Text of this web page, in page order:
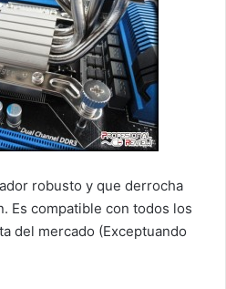
robusto y que derrocha
Es compatible con todos los
del mercado (Exceptuando